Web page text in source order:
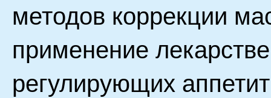
методов коррекции
применение
регулирующих